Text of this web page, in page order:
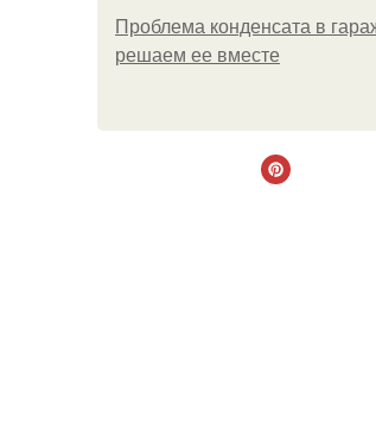
Проблема конденсата в
решаем ее вместе